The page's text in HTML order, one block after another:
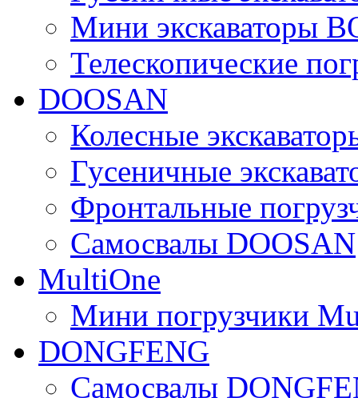
Мини экскаваторы
Телескопические
DOOSAN
Колесные
Гусеничные
Фронтальные
Самосвалы DOOSAN
MultiOne
Мини погрузчики
DONGFENG
Самосвалы